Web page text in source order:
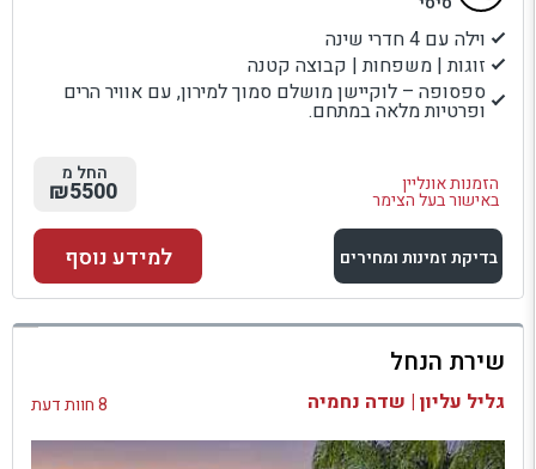
וילה עם 4 חדרי שינה
זוגות | משפחות | קבוצה קטנה
ספסופה – לוקיישן מושלם סמוך למירון, עם אוויר הרים
ופרטיות מלאה במתחם.
הזמנות אונליין
באישור בעל הצימר
החל מ
₪5500
בדיקת זמינות ומחירים
למתחם זה
בדיקת זמינות ומחירים
למידע נוסף
שירת הנחל
גליל עליון | שדה נחמיה 8 חוות דעת